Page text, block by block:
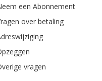
een Abonnement
over betaling
vragen